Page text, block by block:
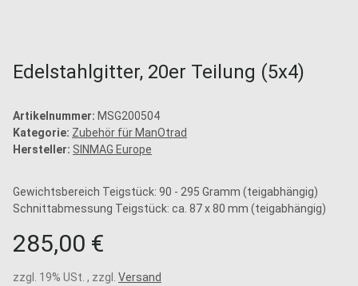
Edelstahlgitter, 20er Teilung (5x4)
Artikelnummer: MSG200504
Kategorie: Zubehör für ManOtrad
Hersteller: SINMAG Europe
Gewichtsbereich Teigstück: 90 - 295 Gramm (teigabhängig)
Schnittabmessung Teigstück: ca. 87 x 80 mm (teigabhängig)
285,00 €
zzgl. 19% USt. , zzgl. Versand